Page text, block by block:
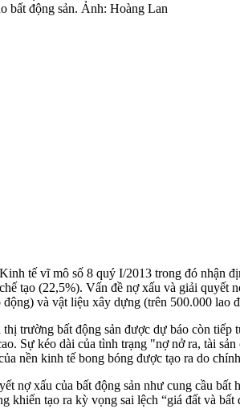
bất động sản. Ảnh: Hoàng Lan
tế vĩ mô số 8 quý I/2013 trong đó nhận
tạo (22,5%). Vấn đề nợ xấu và giải
và vật liệu xây dựng (trên 500.000 lao
trường bất động sản được dự báo còn
Sự kéo dài của tình trạng "nợ nở ra, tài
nền kinh tế bong bóng được tạo ra do
nợ xấu của bất động sản như cung cầu
khiến tạo ra kỳ vọng sai lệch “giá đất và